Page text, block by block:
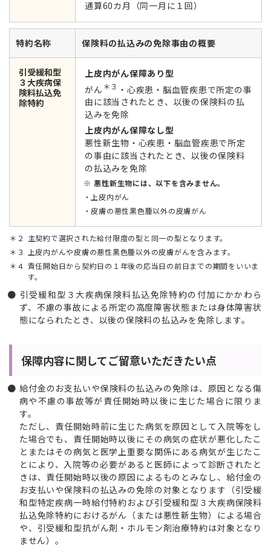
通算60カ月（同一月に１回）
特約名称 保険料の払込みの免除事由の概要
引受緩和型
３大疾病保
険料払込免
除特約
上皮内がん保障あり型
がん ＊３ ・心疾患・脳血管疾患で所定の事
由に該当されたとき、以後の保険料の払
込みを免除
上皮内がん保障なし型
悪性新生物・心疾患・脳血管疾患で所定
の事由に該当されたとき、以後の保険料
の払込みを免除
悪性新生物には、以下を含みません。
上皮内がん
皮膚の悪性黒色腫以外の皮膚がん
２ 主契約で選択された給付限度の型と同⼀の型となります。
３
上皮内がんや皮膚の悪性黒色腫以外の皮膚がんを含みます。
４ 責任開始日から契約日の１年後の応当日の前日までの期間をいいま
す。
引受緩和型３大疾病保険料払込免除特約の付加にかかわら
ず、不慮の事故による所定の高度障害状態または身体障害状
態になられたとき、以後の保険料の払込みを免除します。
保障内容に関してご留意いただきたい点
給付金のお支払いや保険料の払込みの免除は、原因となる傷
病や不慮の事故等が責任開始時以後に生じた場合に限りま
す。
ただし、責任開始時前に生じた病気を原因として入院等をし
た場合でも、責任開始時以後にその病気の症状が悪化したこ
とまたはその病気と医学上重要な関係にある病気が生じたこ
とにより、入院等の必要があると医師によって診断されたと
きは、責任開始時以後の原因によるものとみなし、給付金の
お支払いや保険料の払込みの免除の対象となります（引受緩
和型特定疾病一時給付特約および引受緩和型３大疾病保険料
払込免除特約におけるがん（または悪性新生物）による場合
や、引受緩和型抗がん剤・ホルモン剤治療特約は対象となり
ません）。